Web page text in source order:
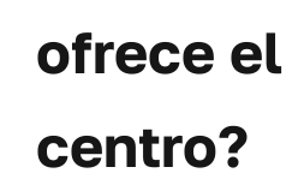
ofrece el
centro?